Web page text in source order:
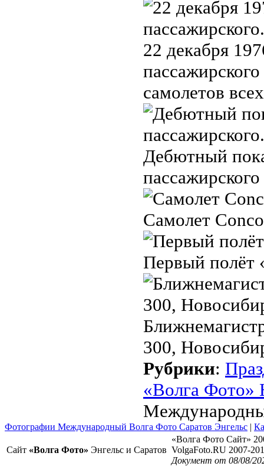
22 декабря
самолетов
Дебютный
Самолет
Первый полёт
300,
Рубрики:
«Волга Фото»
Фотографии Международный Волга Фото Саратов Энгельс |
Сайт «Волга Фото» Энгельс и Саратов
«Волга Фото Сайт»
VolgaFoto.RU 2007-
Документ от 08/08/